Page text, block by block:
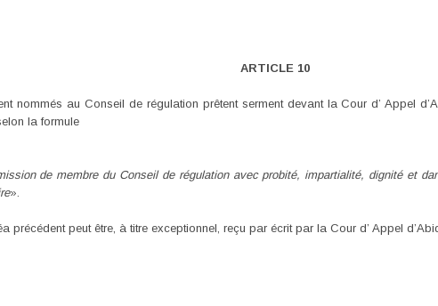
ARTICLE 10
nommés au Conseil de régulation prêtent serment devant la Cour d’ Appel
la formule
de membre du Conseil de régulation avec probité, impartialité, dignité et
».
précédent peut être, à titre exceptionnel, reçu par écrit par la Cour d’ Appel